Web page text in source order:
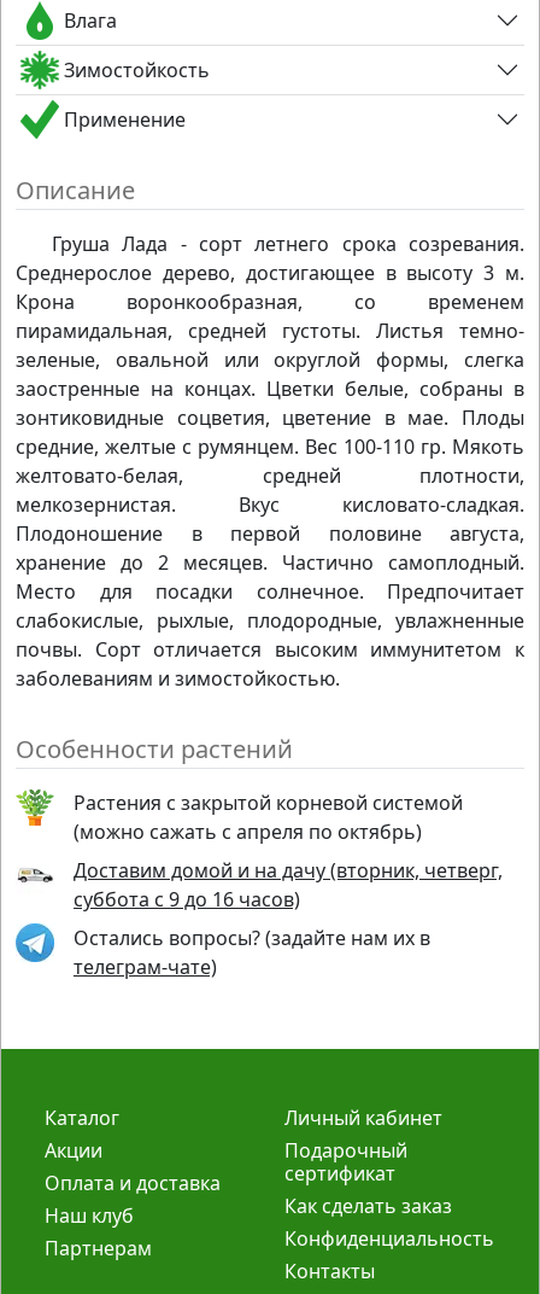
Влага
Зимостойкость
Применение
Описание
Груша Лада - сорт летнего срока созревания.
Среднерослое дерево, достигающее в высоту 3 м.
Крона воронкообразная, со временем
пирамидальная, средней густоты. Листья темно-
зеленые, овальной или округлой формы, слегка
заостренные на концах. Цветки белые, собраны в
зонтиковидные соцветия, цветение в мае. Плоды
средние, желтые с румянцем. Вес 100-110 гр. Мякоть
желтовато-белая, средней плотности,
мелкозернистая. Вкус кисловато-сладкая.
Плодоношение в первой половине августа,
хранение до 2 месяцев. Частично самоплодный.
Место для посадки солнечное. Предпочитает
слабокислые, рыхлые, плодородные, увлажненные
почвы. Сорт отличается высоким иммунитетом к
заболеваниям и зимостойкостью.
Особенности растений
Растения с закрытой корневой системой
(можно сажать с апреля по октябрь)
Доставим домой и на дачу (вторник, четверг,
суббота с 9 до 16 часов)
Остались вопросы? (задайте нам их в
телеграм-чате)
Каталог
Акции
Оплата и доставка
Наш клуб
Партнерам
Личный кабинет
Подарочный
сертификат
Как сделать заказ
Конфиденциальность
Контакты